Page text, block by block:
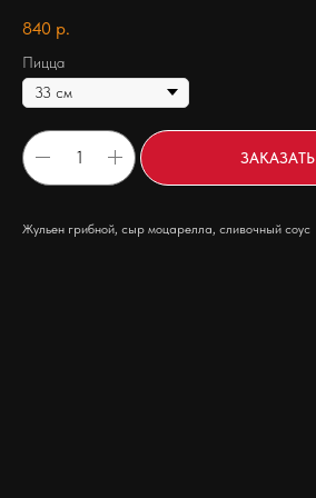
840 р.
Пицца
ЗАКАЗАТЬ
Жульен грибной, сыр моцарелла, сливочный соус